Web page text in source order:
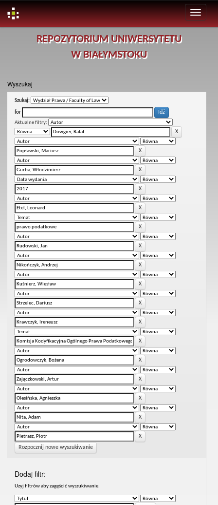
REPOZYTORIUM UNIWERSYTETU
W BIAŁYMSTOKU
Wyszukaj
Szukaj:
for
Aktualne filtry:
Rozpocznij nowe wyszukiwanie
Dodaj filtr:
Uzyj filtrów aby zagęścić wyszukiwanie.